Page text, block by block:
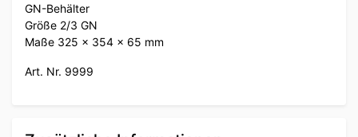
GN-Behälter
Größe 2/3 GN
Maße 325 x 354 x 65 mm
Art. Nr. 9999